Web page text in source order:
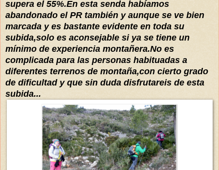
supera el 55%.En esta senda habíamos
abandonado el PR también y aunque se ve bien
marcada y es bastante evidente en toda su
subida,solo es aconsejable si ya se tiene un
mínimo de experiencia montañera.No es
complicada para las personas habituadas a
diferentes terrenos de montaña,con cierto grado
de dificultad y que sin duda disfrutareis de esta
subida...